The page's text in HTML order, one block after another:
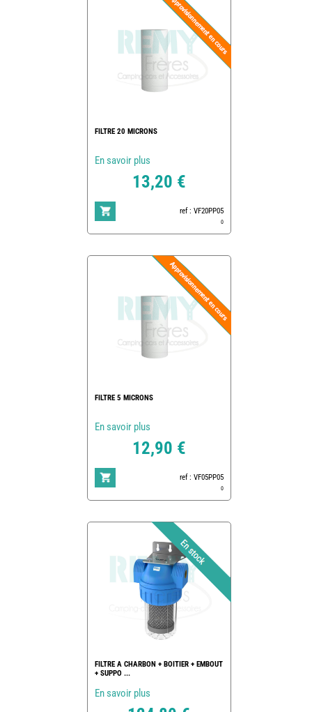
FILTRE 20 MICRONS
En savoir plus
13,20 €
ref : VF20PP05
0
FILTRE 5 MICRONS
En savoir plus
12,90 €
ref : VF05PP05
0
FILTRE A CHARBON + BOITIER + EMBOUT
+ SUPPO ...
En savoir plus